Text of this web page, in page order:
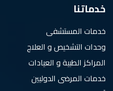
خدماتنا
خدمات المستشفى
وحدات التشخيص و العلاج
المراكز الطبية و العيادات
خدمات المرضى الدوليين